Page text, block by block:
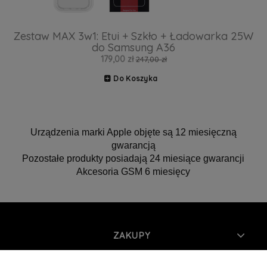
Zestaw MAX 3w1: Etui + Szkło + Ładowarka 25W
do Samsung A36
179,00 zł 247,00 zł
Do Koszyka
Urządzenia marki Apple objęte są 12 miesięczną
gwarancją
Pozostałe produkty posiadają 24 miesiące gwarancji
Akcesoria GSM 6 miesięcy
ZAKUPY